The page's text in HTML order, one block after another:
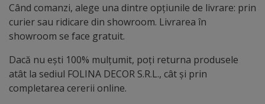
Când comanzi, alege una dintre opțiunile de livrare: prin
curier sau ridicare din showroom. Livrarea în
showroom se face gratuit.
Dacă nu ești 100% mulțumit, poți returna produsele
atât la sediul FOLINA DECOR S.R.L., cât și prin
completarea cererii online.